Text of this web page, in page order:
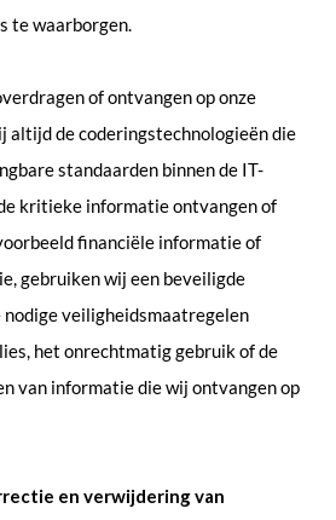
te waarborgen.
of ontvangen op onze
altijd de coderingstechnologieën die
standaarden binnen de IT-
kritieke informatie ontvangen of
financiële informatie of
gebruiken wij een beveiligde
nodige veiligheidsmaatregelen
het onrechtmatig gebruik of de
van informatie die wij ontvangen op
en verwijdering van